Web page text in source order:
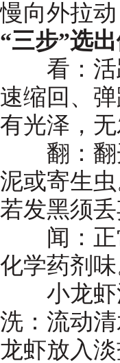
慢向外拉
“三步”选
看：活跃
速缩回、
有光泽，无
翻：翻开
泥或寄生
若发黑须丢
闻：正常
化学药剂
小龙虾清
洗：流动
龙虾放入